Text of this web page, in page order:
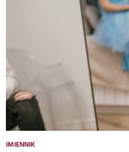
IMIENNIK